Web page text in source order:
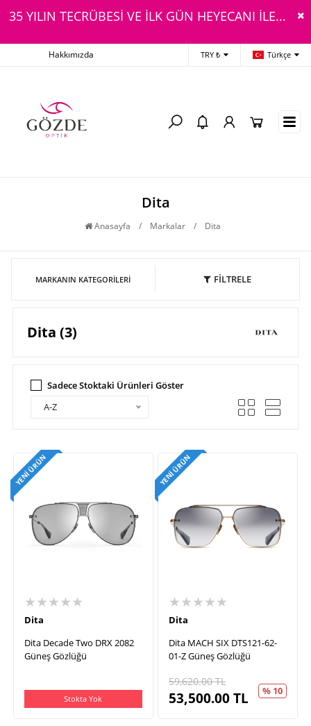
35 YILIN TECRÜBESİ VE İLK GÜN HEYECANI İLE...
Hakkımızda TRY ₺ Türkçe
Dita
Anasayfa / Markalar / Dita
MARKANIN KATEGORILERI FİLTRELE
Dita (3)
Sadece Stoktaki Ürünleri Göster
A-Z
YENI ÜRÜN
★★★★★
Dita
Dita Decade Two DRX 2082
Güneş Gözlüğü
Stokta Yok
YENI ÜRÜN
★★★★★
Dita
Dita MACH SIX DTS121-62-
01-Z Güneş Gözlüğü
59,620.00TL
53,500.00TL % 10